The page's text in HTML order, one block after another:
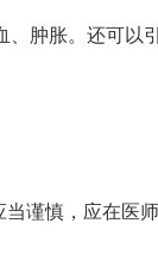
肿胀。还可以
谨慎，应在医